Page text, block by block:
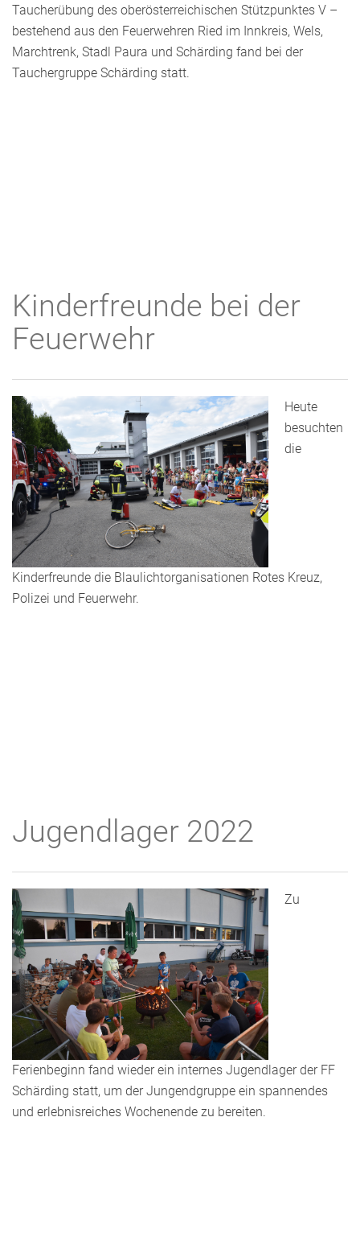
Taucherübung des oberösterreichischen Stützpunktes V –
bestehend aus den Feuerwehren Ried im Innkreis, Wels,
Marchtrenk, Stadl Paura und Schärding fand bei der
Tauchergruppe Schärding statt.
Kinderfreunde bei der
Feuerwehr
Heute
besuchten
die
Kinderfreunde die Blaulichtorganisationen Rotes Kreuz,
Polizei und Feuerwehr.
Jugendlager 2022
Zu
Ferienbeginn fand wieder ein internes Jugendlager der FF
Schärding statt, um der Jungendgruppe ein spannendes
und erlebnisreiches Wochenende zu bereiten.